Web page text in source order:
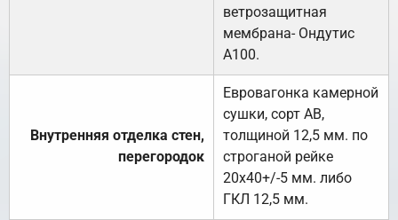
ветрозащитная
мембрана- Ондутис
А100.
Внутренняя отделка стен,
перегородок
Евровагонка камерной
сушки, сорт АВ,
толщиной 12,5 мм. по
строганой рейке
20х40+/-5 мм. либо
ГКЛ 12,5 мм.